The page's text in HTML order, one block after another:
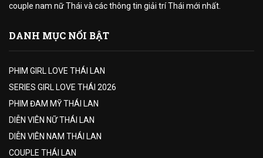
couple nam nữ Thái và các thông tin giải trí Thái mới nhất.
DANH MỤC NỔI BẬT
PHIM GIRL LOVE THÁI LAN
SERIES GIRL LOVE THÁI 2026
PHIM ĐAM MỸ THÁI LAN
DIỄN VIÊN NỮ THÁI LAN
DIỄN VIÊN NAM THÁI LAN
COUPLE THÁI LAN